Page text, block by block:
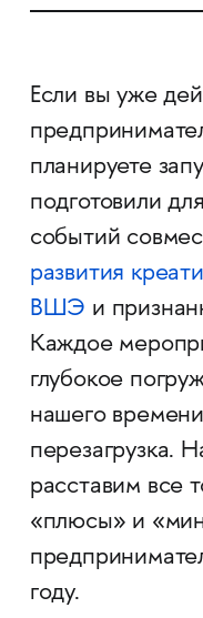
Если вы уже
планируете
подготовили
событий
развития
ВШЭ и
Каждое
глубокое
нашего
перезагрузка.
расставим все
«плюсы» и
году.